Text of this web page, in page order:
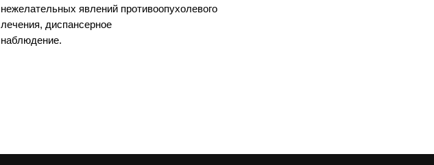
нежелательных явлений противоопухолевого
лечения, диспансерное
наблюдение.